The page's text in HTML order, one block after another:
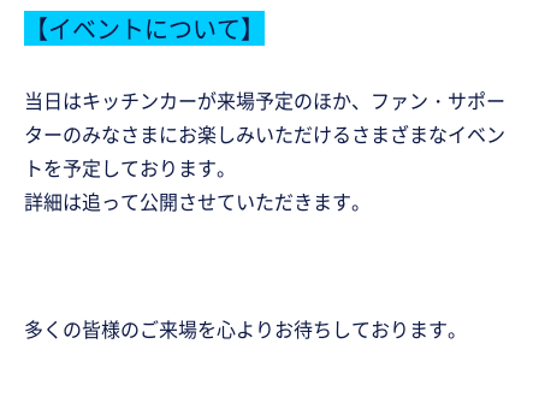
【イベントについて】
当日はキッチンカーが来場予定のほか、ファン・サポー
ターのみなさまにお楽しみいただけるさまざまなイベン
トを予定しております。
詳細は追って公開させていただきます。
多くの皆様のご来場を心よりお待ちしております。